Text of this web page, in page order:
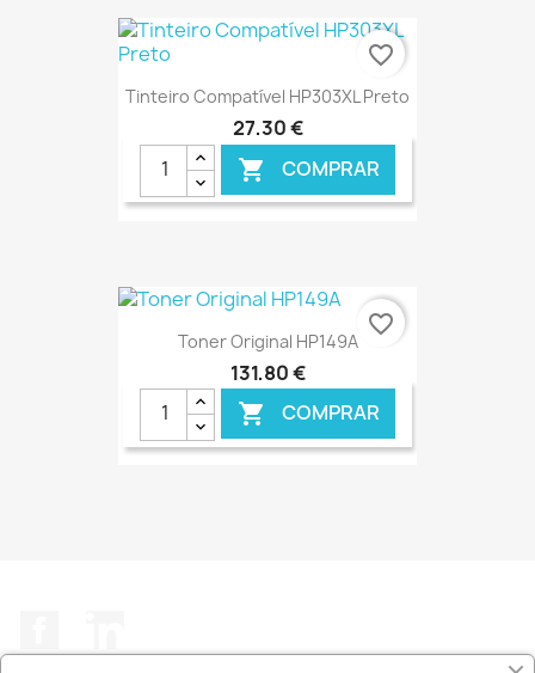
€ ONLINE
Tinteiro Compatível HP303XL Preto
27,30 €
 COMPRAR
€ ONLINE
favorite_border
Toner Original HP149A
131,80 €
 COMPRAR
favorite_border